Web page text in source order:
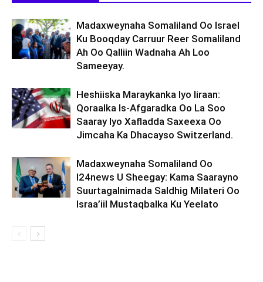
Madaxweynaha Somaliland Oo Israel
Ku Booqday Carruur Reer Somaliland
Ah Oo Qalliin Wadnaha Ah Loo
Sameeyay.
Heshiiska Maraykanka Iyo Iiraan:
Qoraalka Is-Afgaradka Oo La Soo
Saaray Iyo Xafladda Saxeexa Oo
Jimcaha Ka Dhacayso Switzerland.
Madaxweynaha Somaliland Oo
I24news U Sheegay: Kama Saarayno
Suurtagalnimada Saldhig Milateri Oo
Israa’iil Mustaqbalka Ku Yeelato